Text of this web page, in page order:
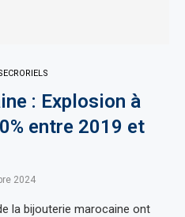
: Explosion à
entre 2019 et
2024
la bijouterie marocaine ont